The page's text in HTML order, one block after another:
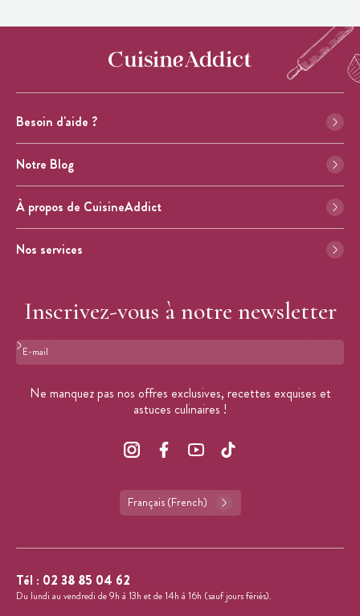
Besoin d'aide ?
Notre Blog
À propos de CuisineAddict
Nos services
Inscrivez-vous à notre newsletter
Format : adresse@email.com
Ne manquez pas nos offres exclusives, recettes exquises et
astuces culinaires !
Français (French)
Tél : 02 38 85 04 62
Du lundi au vendredi de 9h à 13h et de 14h à 16h (sauf jours fériés).